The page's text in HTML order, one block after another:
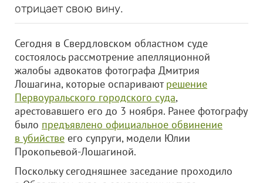
отрицает свою вину.
Сегодня в Свердловском областном суде
состоялось рассмотрение апелляционной
жалобы адвокатов фотографа Дмитрия
Лошагина, которые оспариваютрешение
Первоуральского городского суда,
арестовавшего его до 3 ноября. Ранее фотографу
было предъявлено официальное обвинение
в убийстве его супруги, модели Юлии
Прокопьевой-Лошагиной.
Поскольку сегодняшнее заседание проходило